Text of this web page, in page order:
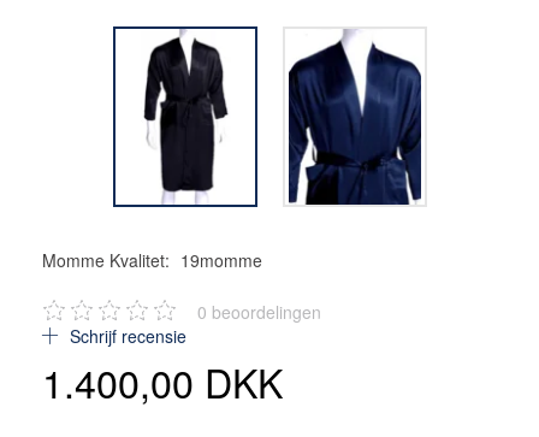
Momme Kvalitet: 19momme
0 beoordelingen
Schrijf recensie
1.400,00 DKK